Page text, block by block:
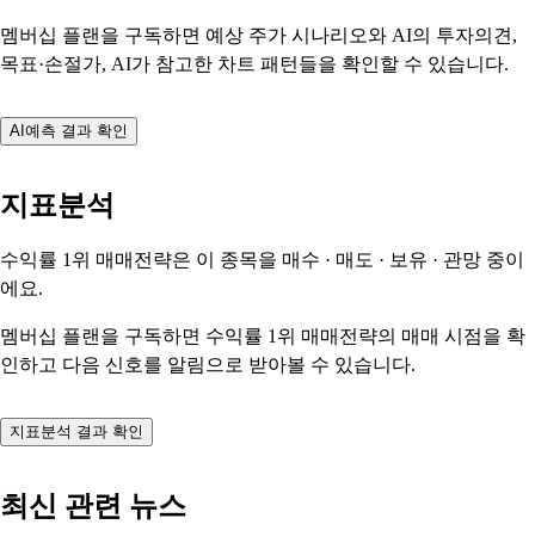
멤버십 플랜을 구독하면 예상 주가 시나리오와 AI의 투자의견,
목표·손절가, AI가 참고한 차트 패턴들을 확인할 수 있습니다.
AI예측 결과 확인
지표분석
수익률 1위 매매전략은 이 종목을 매수 · 매도 · 보유 · 관망 중이
에요.
멤버십 플랜을 구독하면 수익률 1위 매매전략의 매매 시점을 확
인하고 다음 신호를 알림으로 받아볼 수 있습니다.
지표분석 결과 확인
최신 관련 뉴스